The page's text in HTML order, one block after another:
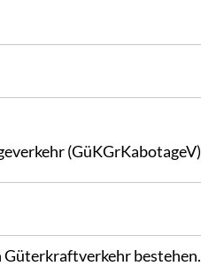
(GüKGrKabotageV)
Güterkraftverkehr bestehen.